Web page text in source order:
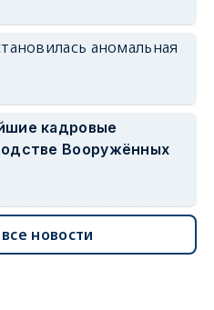
аномальная
кадровые
Вооружённых
новости